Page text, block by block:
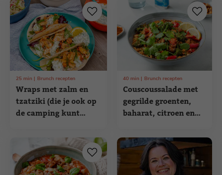
Wraps met zalm en
tzatziki (die je ook op
de camping kunt
25 min Brunch recepten
Couscoussalade met
gegrilde groenten,
baharat, citroen en
40 min Brunch recepten